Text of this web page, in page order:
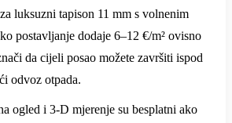
luksuzni tapison 11 mm s volnenim
postavljanje dodaje 6–12 €/m² ovisno
da cijeli posao možete završiti ispod
odvoz otpada.
ogled i 3-D mjerenje su besplatni ako